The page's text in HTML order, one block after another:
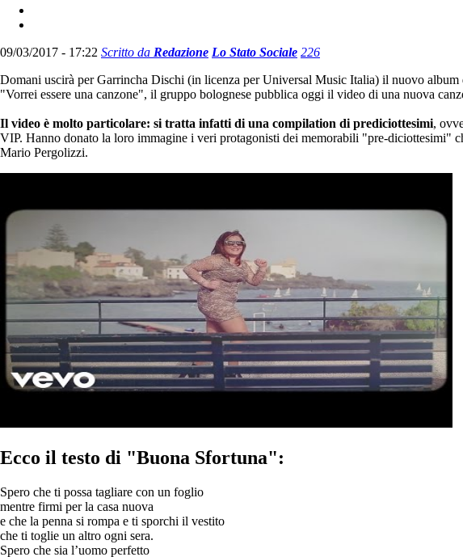
09/03/2017 - 17:22 Scritto da Redazione Lo Stato Sociale 226
Domani uscirà per Garrincha Dischi (in licenza per Universal Music Italia) il nuovo album
"Vorrei essere una canzone", il gruppo bolognese pubblica oggi il video di una nuova
Il video è molto particolare: si tratta infatti di una compilation di prediciottesimi,
VIP. Hanno donato la loro immagine i veri protagonisti dei memorabili "pre-
Mario Pergolizzi.
Ecco il testo di "Buona Sfortuna":
Spero che ti possa tagliare con un foglio
mentre firmi per la casa nuova
e che la penna si rompa e ti sporchi il vestito
che ti toglie un altro ogni sera.
Spero che sia l’uomo perfetto